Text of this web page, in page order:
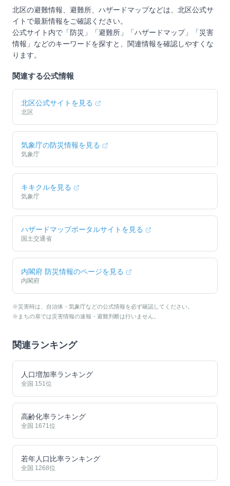
北区の避難情報、避難所、ハザードマップなどは、 北区公式サ
イトで最新情報をご確認ください。
公式サイト内で「防災」「避難所」「ハザードマップ」「災害
情報」などのキーワードを探すと、関連情報を確認しやすくな
ります。
関連する公式情報
北区公式サイトを見る
北区
気象庁の防災情報を見る
気象庁
キキクルを見る
気象庁
ハザードマップポータルサイトを見る
国土交通省
内閣府 防災情報のページを見る
内閣府
※災害時は、自治体・気象庁などの公式情報を必ず確認してください。
※まちの扉では災害情報の速報・避難判断は行いません。
関連ランキング
人口増加率ランキング
全国 151位
高齢化率ランキング
全国 1671位
若年人口比率ランキング
全国 1268位